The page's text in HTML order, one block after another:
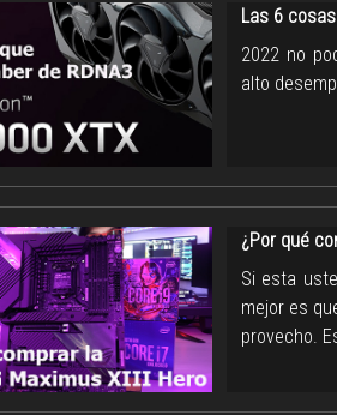
Las 6
2022 no
alto
¿Por qué
Si esta
mejor es
provecho.